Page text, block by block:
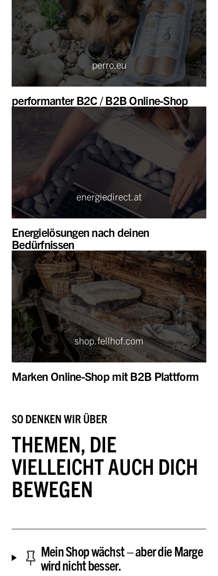
perro.eu
performanter B2C / B2B Online-Shop
energiedirect.at
Energielösungen nach deinen
Bedürfnissen
shop.fellhof.com
Marken Online-Shop mit B2B Plattform
THEMEN, DIE
VIELLEICHT AUCH DICH
BEWEGEN
SO DENKEN WIR ÜBER
Mein Shop wächst – aber die Marge
wird nicht besser.